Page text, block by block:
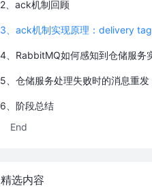
2、ack机制回顾
3、ack机制实现原理：delivery tag
5、仓储服务处理失败时的消息重发
6、阶段总结
End
精选内容